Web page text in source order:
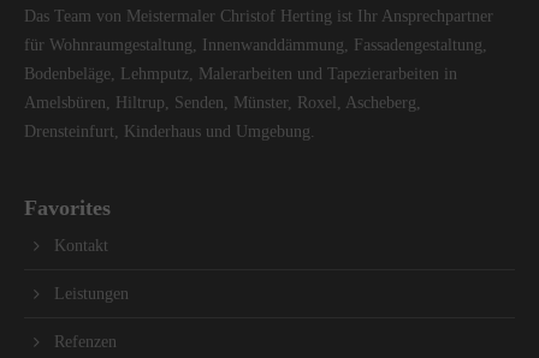
Das Team von Meistermaler Christof Herting ist Ihr Ansprechpartner
für Wohnraumgestaltung, Innenwanddämmung, Fassadengestaltung,
Bodenbeläge, Lehmputz, Malerarbeiten und Tapezierarbeiten in
Amelsbüren, Hiltrup, Senden, Münster, Roxel, Ascheberg,
Drensteinfurt, Kinderhaus und Umgebung.
Favorites
Kontakt
Leistungen
Refenzen